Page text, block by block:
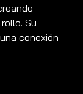
Su
conexión